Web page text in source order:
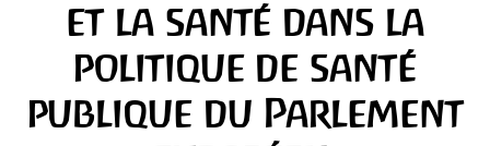
et la santé dans la
politique de santé
publique du Parlement